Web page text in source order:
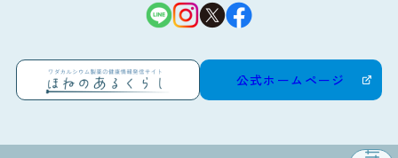
公式ホームページ